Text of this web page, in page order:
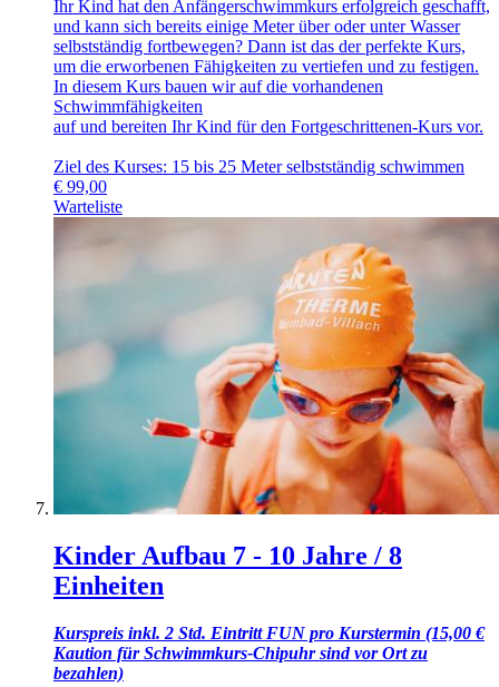
Ihr Kind hat den Anfängerschwimmkurs erfolgreich geschafft,
und kann sich bereits einige Meter über oder unter Wasser
selbstständig fortbewegen? Dann ist das der perfekte Kurs,
um die erworbenen Fähigkeiten zu vertiefen und zu festigen.
In diesem Kurs bauen wir auf die vorhandenen
Schwimmfähigkeiten
auf und bereiten Ihr Kind für den Fortgeschrittenen-Kurs vor.
Ziel des Kurses: 15 bis 25 Meter selbstständig schwimmen
€ 99,00
Warteliste
Kinder Aufbau 7 - 10 Jahre / 8
Einheiten
Kurspreis inkl. 2 Std. Eintritt FUN pro Kurstermin (15,00 €
Kaution für Schwimmkurs-Chipuhr sind vor Ort zu
bezahlen)